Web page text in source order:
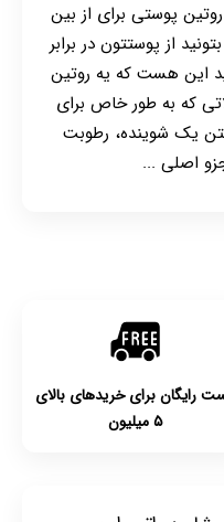
پوستی برای از بین
از پوستتون در برابر
هست که یه روتین
که به طور خاص برای
یک شوینده، رطوبت
اصلی ...
رایگان برای خریدهای بالای
۵ میلیون